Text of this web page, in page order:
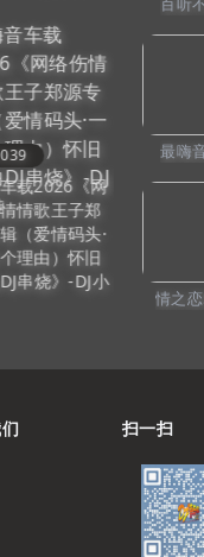
载2026《网
情歌王子郑
（爱情码头·
理由）怀旧
串烧》-DJ小
232
阳江DJ
享受极
DJ大碟
最嗨
情之
扫一扫